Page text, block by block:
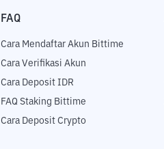
FAQ
Cara Mendaftar Akun Bittime
Cara Verifikasi Akun
Cara Deposit IDR
FAQ Staking Bittime
Cara Deposit Crypto